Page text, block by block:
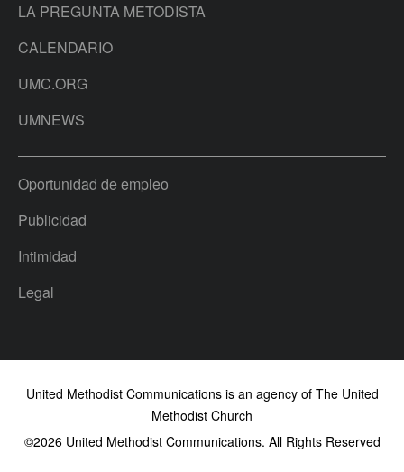
LA PREGUNTA METODISTA
CALENDARIO
UMC.ORG
UMNEWS
Oportunidad de empleo
Publicidad
Intimidad
Legal
United Methodist Communications is an agency of The United
Methodist Church
©2026United Methodist Communications. All Rights Reserved